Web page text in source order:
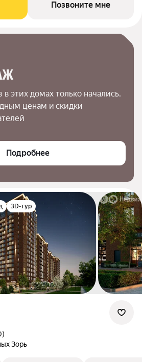
Позвоните мне
этих домах только начались.
ценам и скидки
Подробнее
3D-тур
Зорь